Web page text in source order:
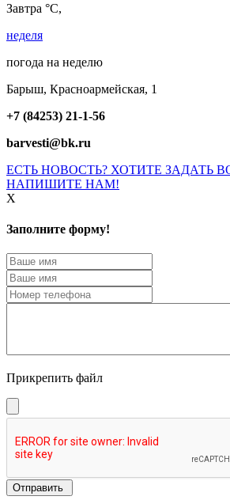
Завтра °C,
неделя
погода на неделю
Барыш, Красноармейская, 1
+7 (84253) 21-1-56
barvesti@bk.ru
ЕСТЬ НОВОСТЬ? ХОТИТЕ ЗАДАТЬ
НАПИШИТЕ НАМ!
X
Заполните форму!
Прикрепить файл